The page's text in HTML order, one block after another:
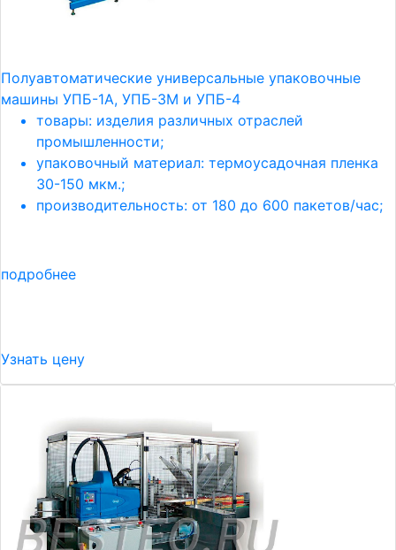
Полуавтоматические универсальные упаковочные
машины УПБ-1А, УПБ-3М и УПБ-4
товары: изделия различных отраслей
промышленности;
упаковочный материал: термоусадочная пленка
30-150 мкм.;
производительность: от 180 до 600 пакетов/час;
подробнее
Узнать цену